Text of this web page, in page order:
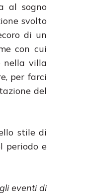
al sogno
svolto
di un
con cui
nella villa
per farci
del
stile di
periodo e
eventi di